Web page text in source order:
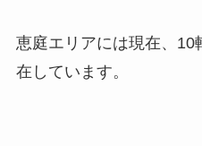
恵庭エリアには現在、10
在しています。